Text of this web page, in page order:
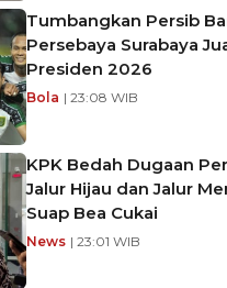
Tumbangkan Persib
Persebaya Surabaya
Presiden 2026
Bola | 23:08 WIB
KPK Bedah Dugaan
Jalur Hijau dan Jalur
Suap Bea Cukai
News | 23:01 WIB